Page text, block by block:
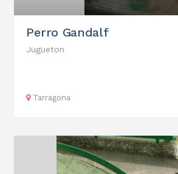
Perro Gandalf
Jugueton
Tarragona